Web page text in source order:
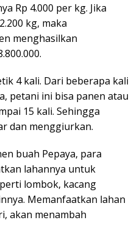
Rp 4.000 per kg. Jika
kg, maka
menghasilkan
4 kali. Dari beberapa kali
petani ini bisa panen atau
15 kali. Sehingga
dan menggiurkan.
buah Pepaya, para
lahannya untuk
lombok, kacang
Memanfaatkan lahan
akan menambah